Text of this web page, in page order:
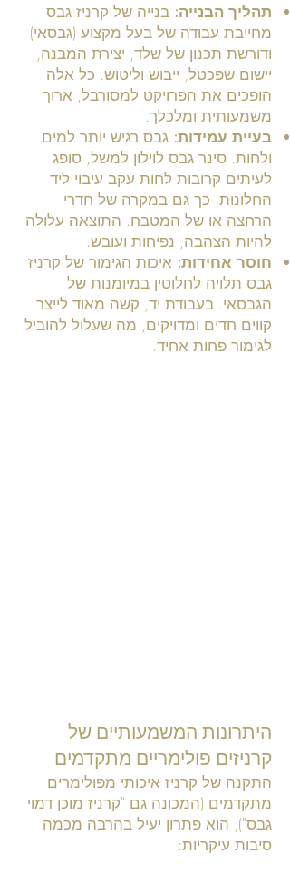
תהליך הבנייה: בנייה של קרניז גבס
מחייבת עבודה של בעל מקצוע (גבסאי)
ודורשת תכנון של שלד, יצירת המבנה,
יישום שפכטל, ייבוש וליטוש. כל אלה
הופכים את הפרויקט למסורבל, ארוך
משמעותית ומלכלך.
בעיית עמידות: גבס רגיש יותר למים
ולחות. סינר גבס לוילון למשל, סופג
לעיתים קרובות לחות עקב עיבוי ליד
החלונות. כך גם במקרה של חדרי
הרחצה או של המטבח. התוצאה עלולה
להיות הצהבה, נפיחות ועובש.
חוסר אחידות: איכות הגימור של קרניז
גבס תלויה לחלוטין במיומנות של
הגבסאי. בעבודת יד, קשה מאוד לייצר
קווים חדים ומדויקים, מה שעלול להוביל
לגימור פחות אחיד.
היתרונות המשמעותיים של
קרניזים פולימריים מתקדמים
התקנה של קרניז איכותי מפולימרים
מתקדמים (המכונה גם "קרניז מוכן דמוי
גבס"), הוא פתרון יעיל בהרבה מכמה
סיבות עיקריות: